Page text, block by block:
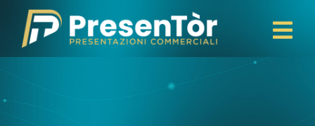
Salta
contenuto